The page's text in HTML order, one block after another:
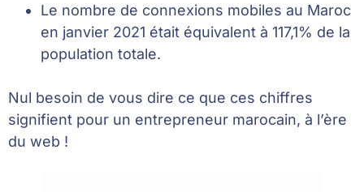
Le nombre de connexions mobiles au Maroc
en janvier 2021 était équivalent à 117,1% de la
population totale.
Nul besoin de vous dire ce que ces chiffres
signifient pour un entrepreneur marocain, à l’ère
du web !